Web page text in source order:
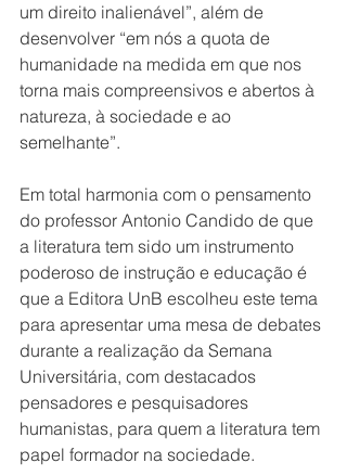
um direito inalienável”, além de
desenvolver “em nós a quota de
humanidade na medida em que nos
torna mais compreensivos e abertos à
natureza, à sociedade e ao
semelhante”.
Em total harmonia com o pensamento
do professor Antonio Candido de que
a literatura tem sido um instrumento
poderoso de instrução e educação é
que a Editora UnB escolheu este tema
para apresentar uma mesa de debates
durante a realização da Semana
Universitária, com destacados
pensadores e pesquisadores
humanistas, para quem a literatura tem
papel formador na sociedade.